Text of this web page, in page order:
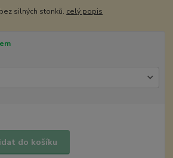
silných stonků. celý popis
do košíku